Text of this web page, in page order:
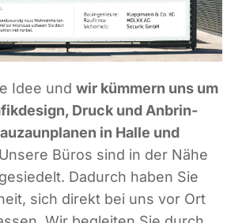
Idee und wir küm­mern uns um
Druck und Anbrin­
in Hal­le und
Büros sind in der Nähe
Dadurch haben Sie
sich direkt bei uns vor Ort